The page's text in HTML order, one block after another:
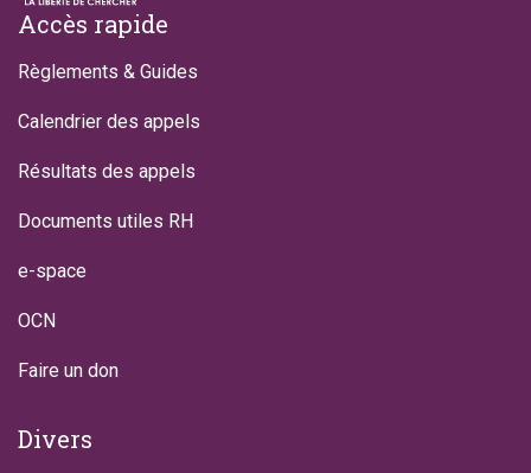
Footer
Accès rapide
Règlements & Guides
Calendrier des appels
Résultats des appels
Documents utiles RH
e-space
OCN
Faire un don
Divers